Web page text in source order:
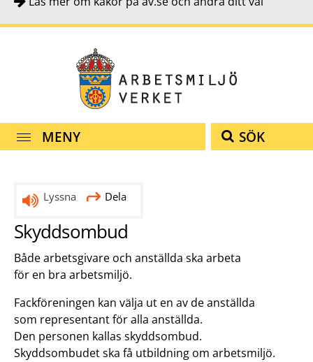
MENY SÖK
Lyssna Dela
Skyddsombud
Både arbetsgivare och anställda ska arbeta
för en bra arbetsmiljö.
Fackföreningen kan välja ut en av de anställda
som representant för alla anställda.
Den personen kallas skyddsombud.
Skyddsombudet ska få utbildning om arbetsmiljö.